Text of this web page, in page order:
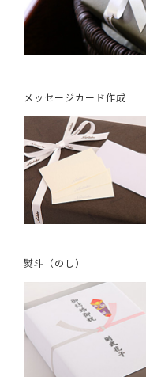
メッセージカード作成
熨斗（のし）